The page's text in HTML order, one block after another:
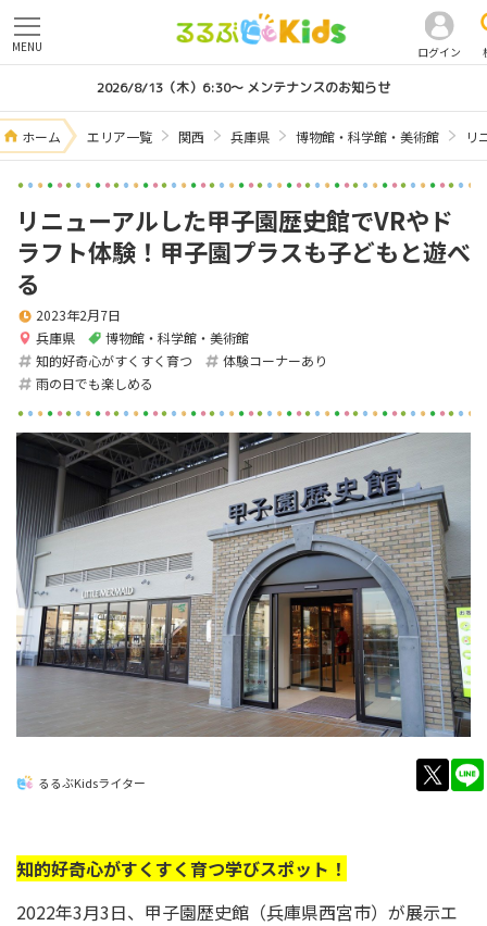
ログイン
MENU
2026/8/13（木）6:30～ メンテナンスのお知らせ
ホーム エリア一覧 関西 兵庫県 博物館・科学館・美術館 リ
リニューアルした甲子園歴史館でVRやド
ラフト体験！甲子園プラスも子どもと遊べ
る
兵庫県 博物館・科学館・美術館
2023年2月7日
知的好奇心がすくすく育つ
体験コーナーあり
雨の日でも楽しめる
るるぶKidsライター
知的好奇心がすくすく育つ学びスポット！
2022年3月3日、甲子園歴史館（兵庫県西宮市）が展示エ